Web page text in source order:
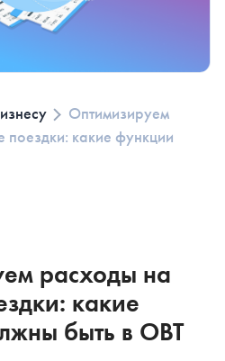
Оптимизируем
поездки: какие функции
расходы на
какие
быть в OBT